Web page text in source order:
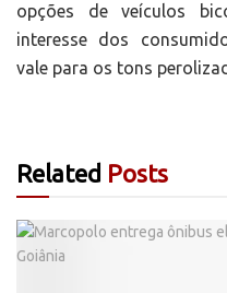
opções de veículos
interesse dos
vale para os tons
Related Posts